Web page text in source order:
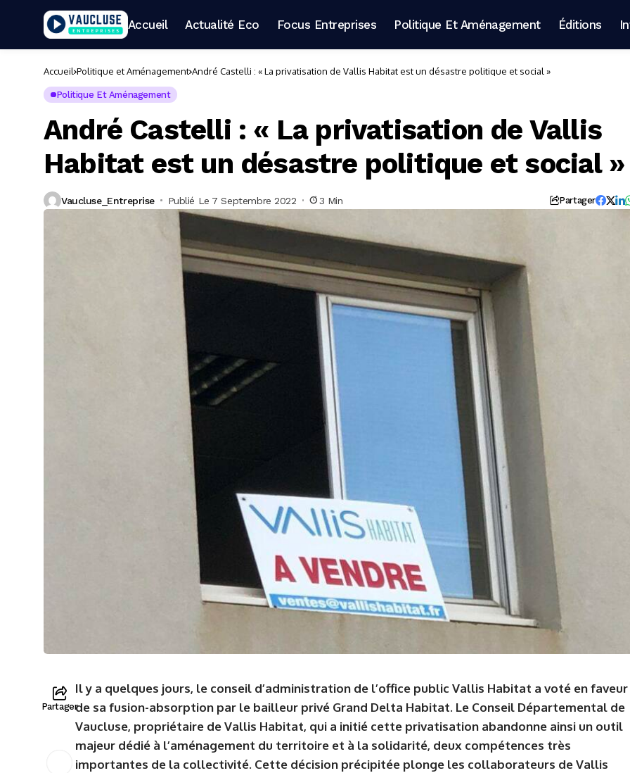
Accueil Actualité Eco Focus Entreprises Politique Et Aménagement Éditions
Accueil Politique et Aménagement André Castelli : « La privatisation de Vallis Habitat est un désastre politique et social »
Politique Et Aménagement
André Castelli : « La privatisation de Vallis
Habitat est un désastre politique et social »
Vaucluse_Entreprise Publié Le 7 Septembre 2022 3 Min Partager
Partager
Il y a quelques jours, le conseil d’administration de l’office public Vallis Habitat a voté en faveur
de sa fusion-absorption par le bailleur privé Grand Delta Habitat. Le Conseil Départemental de
Vaucluse, propriétaire de Vallis Habitat, qui a initié cette privatisation abandonne ainsi un outil
majeur dédié à l’aménagement du territoire et à la solidarité, deux compétences très
importantes de la collectivité. Cette décision précipitée plonge les collaborateurs de Vallis